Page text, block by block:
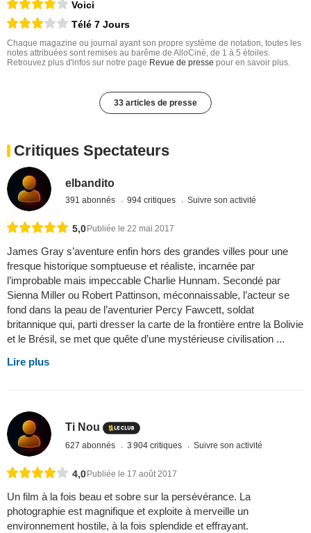
Voici
Télé 7 Jours
Chaque magazine ou journal ayant son propre système de notation, toutes les
notes attribuées sont remises au barême de AlloCiné, de 1 à 5 étoiles.
Retrouvez plus d'infos sur notre page Revue de presse pour en savoir plus.
33 articles de presse
Critiques Spectateurs
elbandito
391 abonnés 994 critiques Suivre son activité
5,0 Publiée le 22 mai 2017
James Gray s’aventure enfin hors des grandes villes pour une
fresque historique somptueuse et réaliste, incarnée par
l’improbable mais impeccable Charlie Hunnam. Secondé par
Sienna Miller ou Robert Pattinson, méconnaissable, l’acteur se
fond dans la peau de l’aventurier Percy Fawcett, soldat
britannique qui, parti dresser la carte de la frontière entre la Bolivie
et le Brésil, se met que quête d’une mystérieuse civilisation ...
Lire plus
Ti Nou
627 abonnés 3 904 critiques Suivre son activité
4,0Publiée le 17 août 2017
Un film à la fois beau et sobre sur la persévérance. La
photographie est magnifique et exploite à merveille un
environnement hostile, à la fois splendide et effrayant.